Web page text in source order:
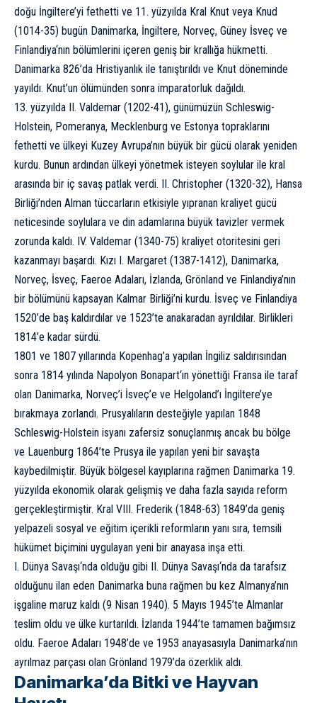
doğu İngiltere’yi fethetti ve 11. yüzyılda Kral Knut veya Knud
(1014-35) bugün Danimarka, İngiltere, Norveç, Güney İsveç ve
Finlandiya‘nın bölümlerini içeren geniş bir krallığa hükmetti.
Danimarka 826’da Hristiyanlık ile tanıştırıldı ve Knut döneminde
yayıldı. Knut’un ölümünden sonra imparatorluk dağıldı.
13. yüzyılda II. Valdemar (1202-41), günümüzün Schleswig-
Holstein, Pomeranya, Mecklenburg ve Estonya topraklarını
fethetti ve ülkeyi Kuzey Avrupa’nın büyük bir gücü olarak yeniden
kurdu. Bunun ardından ülkeyi yönetmek isteyen soylular ile kral
arasında bir iç savaş patlak verdi. II. Christopher (1320-32), Hansa
Birliği’nden Alman tüccarların etkisiyle yıpranan kraliyet gücü
neticesinde soylulara ve din adamlarına büyük tavizler vermek
zorunda kaldı. IV. Valdemar (1340-75) kraliyet otoritesini geri
kazanmayı başardı. Kızı I. Margaret (1387-1412), Danimarka,
Norveç, İsveç, Faeroe Adaları, İzlanda, Grönland ve Finlandiya’nın
bir bölümünü kapsayan Kalmar Birliği’ni kurdu. İsveç ve Finlandiya
1520’de baş kaldırdılar ve 1523’te anakaradan ayrıldılar. Birlikleri
1814’e kadar sürdü.
1801 ve 1807 yıllarında Kopenhag’a yapılan İngiliz saldırısından
sonra 1814 yılında Napolyon Bonapart‘ın yönettiği Fransa ile taraf
olan Danimarka, Norveç’i İsveç’e ve Helgoland’ı İngiltere’ye
bırakmaya zorlandı. Prusyalıların desteğiyle yapılan 1848
Schleswig-Holstein isyanı zafersiz sonuçlanmış ancak bu bölge
ve Lauenburg 1864’te Prusya ile yapılan yeni bir savaşta
kaybedilmiştir. Büyük bölgesel kayıplarına rağmen Danimarka 19.
yüzyılda ekonomik olarak gelişmiş ve daha fazla sayıda reform
gerçekleştirmiştir. Kral VIII. Frederik (1848-63) 1849’da geniş
yelpazeli sosyal ve eğitim içerikli reformların yanı sıra, temsili
hükümet biçimini uygulayan yeni bir anayasa inşa etti.
I. Dünya Savaşı‘nda olduğu gibi II. Dünya Savaşı‘nda da tarafsız
olduğunu ilan eden Danimarka buna rağmen bu kez Almanya’nın
işgaline maruz kaldı (9 Nisan 1940). 5 Mayıs 1945’te Almanlar
teslim oldu ve ülke kurtarıldı. İzlanda 1944’te tamamen bağımsız
oldu. Faeroe Adaları 1948’de ve 1953 anayasasıyla Danimarka’nın
ayrılmaz parçası olan Grönland 1979’da özerklik aldı.
Danimarka’da Bitki ve Hayvan